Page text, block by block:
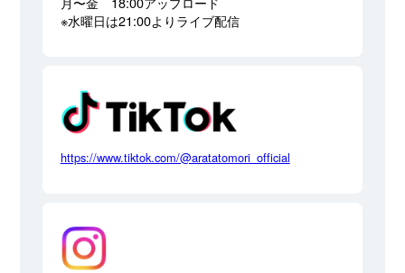
※水曜日は21:00よりライブ配信
https://www.tiktok.com/@aratatomori_official